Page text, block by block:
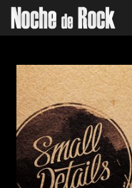
Categorías
Agenda
Foro
Contacto